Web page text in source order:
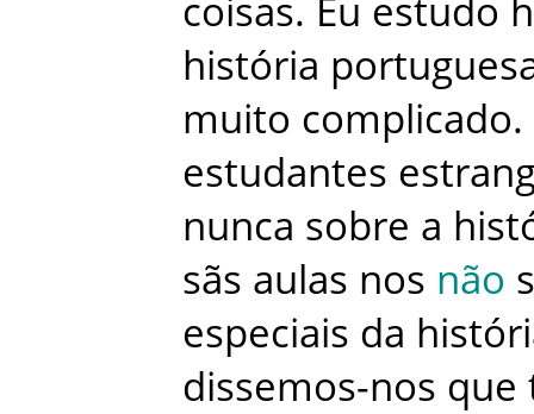
coisas. Eu estudo
história
muito complicado.
estudantes
nunca sobre a
sãs aulas nos não
especiais da
dissemos-nos que